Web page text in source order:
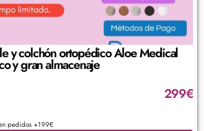
y colchón ortopédico Aloe Medical
y gran almacenaje
299€
pedidos +199€